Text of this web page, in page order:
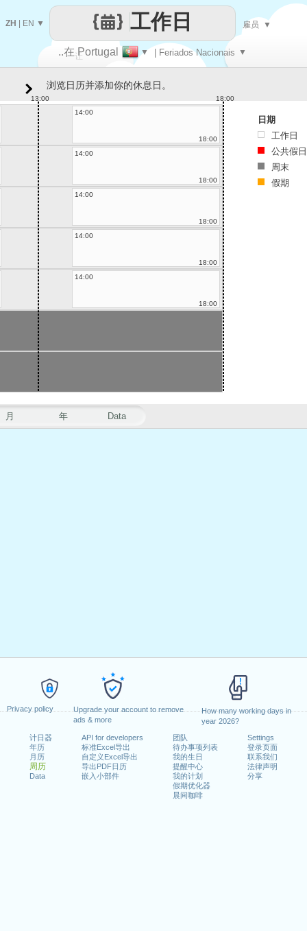
Privacy policy
Upgrade your account to remove
ads & more
How many working days in
year 2026?
计日器
年历
月历
周历
Data
API for developers
标准Excel导出
自定义Excel导出
导出PDF日历
嵌入小部件
团队
待办事项列表
我的生日
提醒中心
我的计划
假期优化器
晨间咖啡
Settings
登录页面
联系我们
法律声明
分享
让
每一天
..在 Portugal ▼ | Feriados Nacionais ▼
工作日
ZH EN ▼ 雇员 ▼
月 年 Data
浏览日历并添加你的休息日。
13:00
18:00
14:00
18:00
14:00
18:00
14:00
18:00
14:00
18:00
14:00
18:00
日期
工作日
公共假日
周末
假期